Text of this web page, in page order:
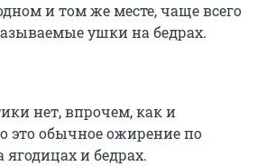
и том же месте, чаще всего
ушки на бедрах.
нет, впрочем, как и
это обычное ожирение по
и бедрах.